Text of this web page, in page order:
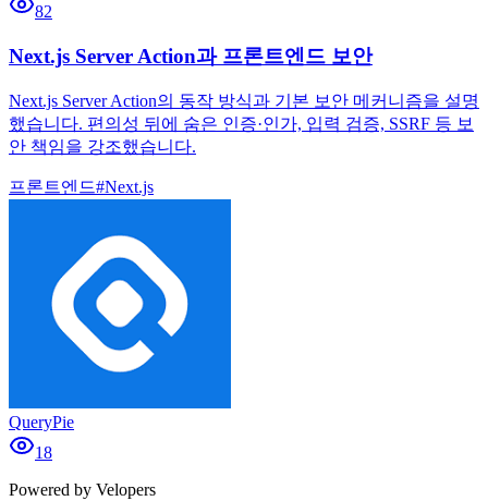
82
Next.js Server Action과 프론트엔드 보안
Next.js Server Action의 동작 방식과 기본 보안 메커니즘을 설명
했습니다. 편의성 뒤에 숨은 인증·인가, 입력 검증, SSRF 등 보
안 책임을 강조했습니다.
프론트엔드#Next.js
QueryPie
18
Powered by Velopers